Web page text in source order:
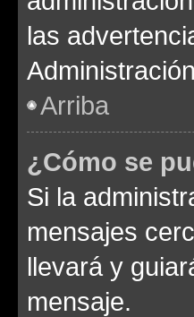
las
Arriba
¿Cómo se
Si la
mensajes
llevará y
mensaje.